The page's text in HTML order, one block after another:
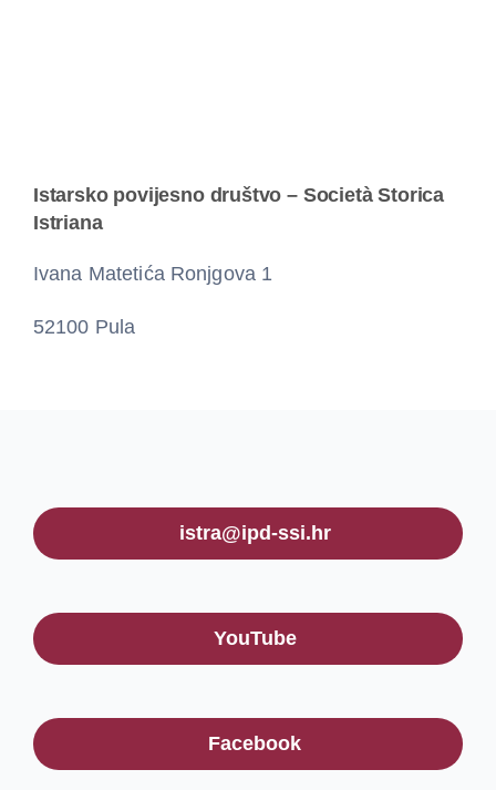
Istarsko povijesno društvo – Società Storica
Istriana
Ivana Matetića Ronjgova 1
52100 Pula
istra@ipd-ssi.hr
YouTube
Facebook